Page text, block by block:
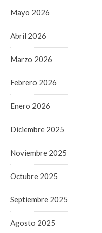
Mayo 2026
Abril 2026
Marzo 2026
Febrero 2026
Enero 2026
Diciembre 2025
Noviembre 2025
Octubre 2025
Septiembre 2025
Agosto 2025